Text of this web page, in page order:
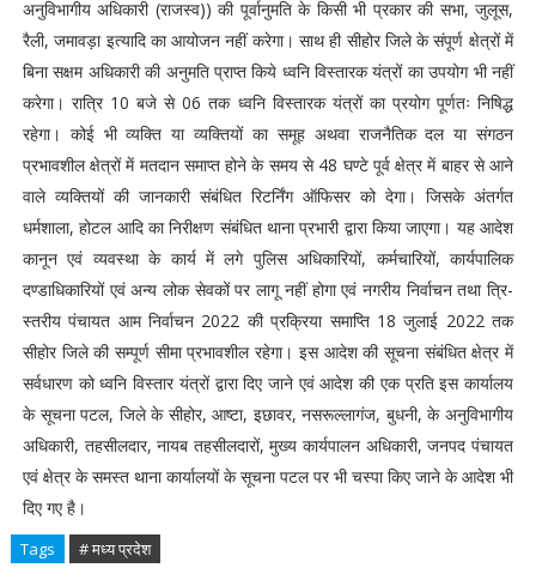
अनुविभागीय अधिकारी (राजस्व)) की पूर्वानुमति के किसी भी प्रकार की सभा, जुलूस,
रैली, जमावड़ा इत्यादि का आयोजन नहीं करेगा। साथ ही सीहोर जिले के संपूर्ण क्षेत्रों में
बिना सक्षम अधिकारी की अनुमति प्राप्त किये ध्वनि विस्तारक यंत्रों का उपयोग भी नहीं
करेगा। रात्रि 10 बजे से 06 तक ध्वनि विस्तारक यंत्रों का प्रयोग पूर्णतः निषिद्ध
रहेगा। कोई भी व्यक्ति या व्यक्तियों का समूह अथवा राजनैतिक दल या संगठन
प्रभावशील क्षेत्रों में मतदान समाप्त होने के समय से 48 घण्टे पूर्व क्षेत्र में बाहर से आने
वाले व्यक्तियों की जानकारी संबंधित रिटर्निंग ऑफिसर को देगा। जिसके अंतर्गत
धर्मशाला, होटल आदि का निरीक्षण संबंधित थाना प्रभारी द्वारा किया जाएगा। यह आदेश
कानून एवं व्यवस्था के कार्य में लगे पुलिस अधिकारियों, कर्मचारियों, कार्यपालिक
दण्डाधिकारियों एवं अन्य लोक सेवकों पर लागू नहीं होगा एवं नगरीय निर्वाचन तथा त्रि-
स्तरीय पंचायत आम निर्वाचन 2022 की प्रक्रिया समाप्ति 18 जुलाई 2022 तक
सीहोर जिले की सम्पूर्ण सीमा प्रभावशील रहेगा। इस आदेश की सूचना संबंधित क्षेत्र में
सर्वधारण को ध्वनि विस्तार यंत्रों द्वारा दिए जाने एवं आदेश की एक प्रति इस कार्यालय
के सूचना पटल, जिले के सीहोर, आष्टा, इछावर, नसरूल्लागंज, बुधनी, के अनुविभागीय
अधिकारी, तहसीलदार, नायब तहसीलदारों, मुख्य कार्यपालन अधिकारी, जनपद पंचायत
एवं क्षेत्र के समस्त थाना कार्यालयों के सूचना पटल पर भी चस्पा किए जाने के आदेश भी
दिए गए है।
Tags # मध्य प्रदेश